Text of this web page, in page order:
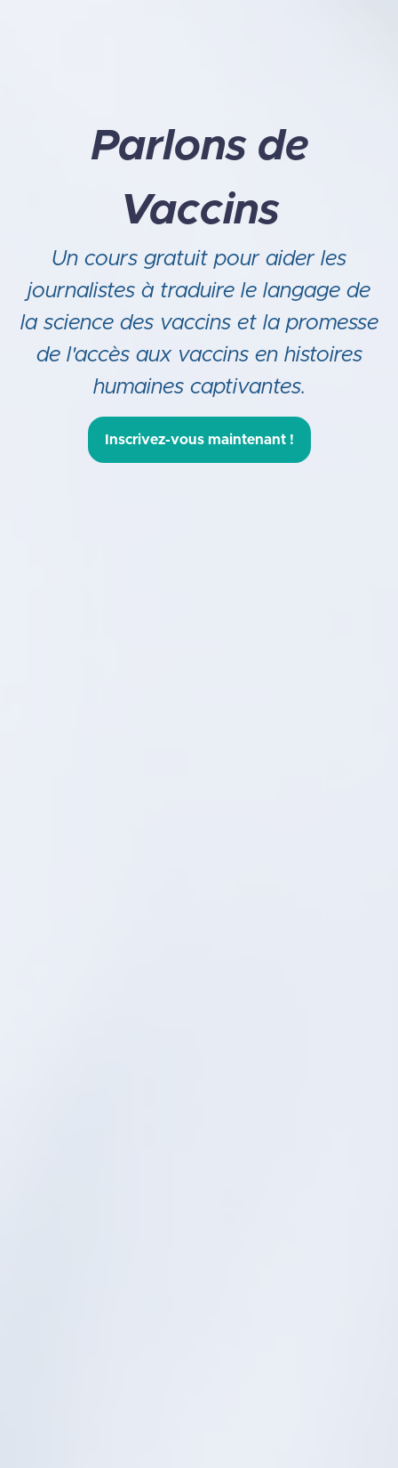
Parlons de
Vaccins
Un cours gratuit pour aider les
journalistes à traduire le langage de
la science des vaccins et la promesse
de l'accès aux vaccins en histoires
humaines captivantes.
Inscrivez-vous maintenant !